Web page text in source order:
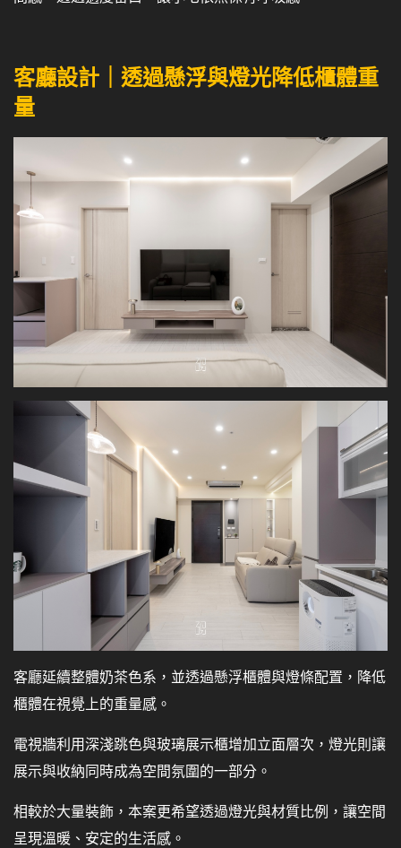
客廳設計｜透過懸浮與燈光降低櫃體重
量
客廳延續整體奶茶色系，並透過懸浮櫃體與燈條配置，降低
櫃體在視覺上的重量感。
電視牆利用深淺跳色與玻璃展示櫃增加立面層次，燈光則讓
展示與收納同時成為空間氛圍的一部分。
相較於大量裝飾，本案更希望透過燈光與材質比例，讓空間
呈現溫暖、安定的生活感。